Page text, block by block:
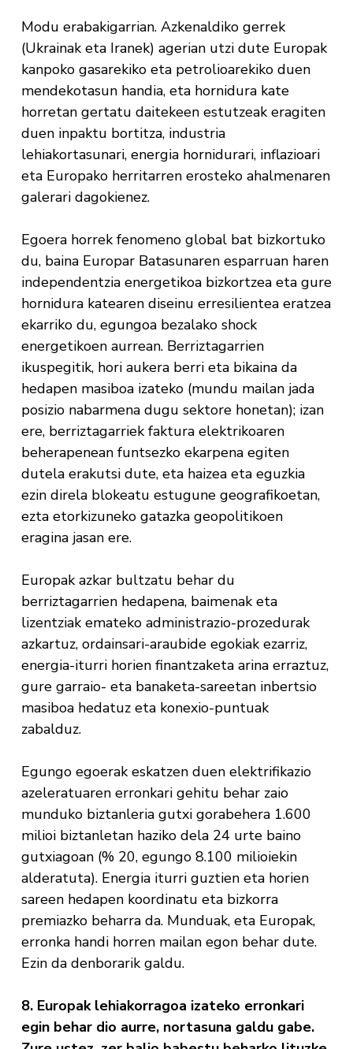
Modu erabakigarrian. Azkenaldiko gerrek
(Ukrainak eta Iranek) agerian utzi dute Europak
kanpoko gasarekiko eta petrolioarekiko duen
mendekotasun handia, eta hornidura kate
horretan gertatu daitekeen estutzeak eragiten
duen inpaktu bortitza, industria
lehiakortasunari, energia hornidurari, inflazioari
eta Europako herritarren erosteko ahalmenaren
galerari dagokienez.
Egoera horrek fenomeno global bat bizkortuko
du, baina Europar Batasunaren esparruan haren
independentzia energetikoa bizkortzea eta gure
hornidura katearen diseinu erresilientea eratzea
ekarriko du, egungoa bezalako shock
energetikoen aurrean. Berriztagarrien
ikuspegitik, hori aukera berri eta bikaina da
hedapen masiboa izateko (mundu mailan jada
posizio nabarmena dugu sektore honetan); izan
ere, berriztagarriek faktura elektrikoaren
beherapenean funtsezko ekarpena egiten
dutela erakutsi dute, eta haizea eta eguzkia
ezin direla blokeatu estugune geografikoetan,
ezta etorkizuneko gatazka geopolitikoen
eragina jasan ere.
Europak azkar bultzatu behar du
berriztagarrien hedapena, baimenak eta
lizentziak emateko administrazio-prozedurak
azkartuz, ordainsari-araubide egokiak ezarriz,
energia-iturri horien finantzaketa arina erraztuz,
gure garraio- eta banaketa-sareetan inbertsio
masiboa hedatuz eta konexio-puntuak
zabalduz.
Egungo egoerak eskatzen duen elektrifikazio
azeleratuaren erronkari gehitu behar zaio
munduko biztanleria gutxi gorabehera 1.600
milioi biztanletan haziko dela 24 urte baino
gutxiagoan (% 20, egungo 8.100 milioiekin
alderatuta). Energia iturri guztien eta horien
sareen hedapen koordinatu eta bizkorra
premiazko beharra da. Munduak, eta Europak,
erronka handi horren mailan egon behar dute.
Ezin da denborarik galdu.
8. Europak lehiakorragoa izateko erronkari
egin behar dio aurre, nortasuna galdu gabe.